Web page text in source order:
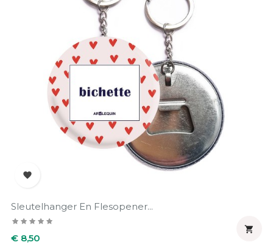

Sleutelhanger En Flesopener...
Prijs
€ 8,50
